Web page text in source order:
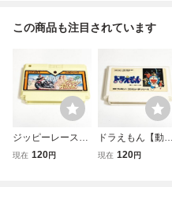
この商品も注目されています
ジッピーレース
【動作確認済】８
現在 120円
ドラえもん【動作
確認済】８本まで
現在 120円